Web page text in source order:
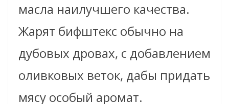
масла наилучшего качества.
Жарят бифштекс обычно на
дубовых дровах, с добавлением
оливковых веток, дабы придать
мясу особый аромат.